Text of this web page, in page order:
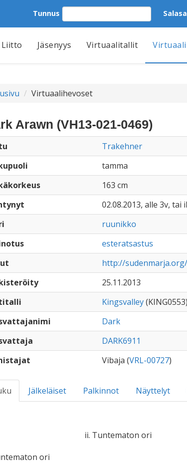
Tunnus
Liitto Jäsenyys Virtuaalitallit
Virtuaalihevoset
Arawn (VH13-021-0469)
Trakehner
tamma
163 cm
02.08.2013, alle 3v,
ruunikko
esteratsastus
http://
25.11.2013
Kingsvalley(KING0553)
Dark
DARK6911
Vibaja (VRL-00727)
Jälkeläiset Palkinnot Näyttelyt
ori
ii. Tuntematon ori